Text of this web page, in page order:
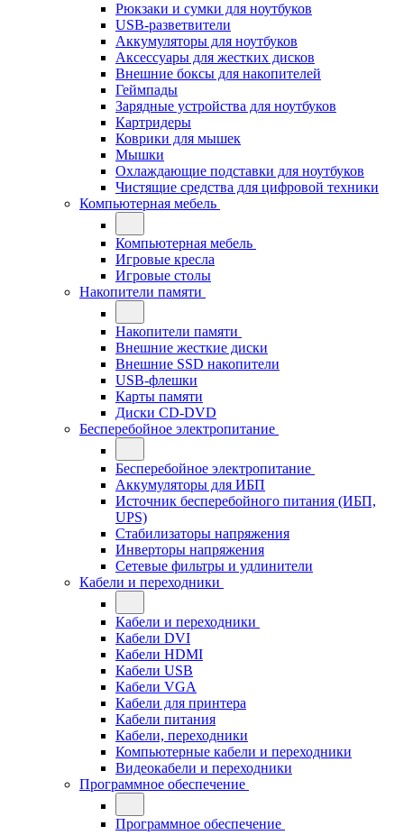
Рюкзаки и сумки для ноутбуков
USB-разветвители
Аккумуляторы для ноутбуков
Аксессуары для жестких дисков
Внешние боксы для накопителей
Геймпады
Зарядные устройства для ноутбуков
Картридеры
Коврики для мышек
Мышки
Охлаждающие подставки для ноутбуков
Чистящие средства для цифровой техники
Компьютерная мебель
Компьютерная мебель
Игровые кресла
Игровые столы
Накопители памяти
Накопители памяти
Внешние жесткие диски
Внешние SSD накопители
USB-флешки
Карты памяти
Диски CD-DVD
Бесперебойное электропитание
Бесперебойное электропитание
Аккумуляторы для ИБП
Источник бесперебойного питания (ИБП,
UPS)
Стабилизаторы напряжения
Инверторы напряжения
Сетевые фильтры и удлинители
Кабели и переходники
Кабели и переходники
Кабели DVI
Кабели HDMI
Кабели USB
Кабели VGA
Кабели для принтера
Кабели питания
Кабели, переходники
Компьютерные кабели и переходники
Видеокабели и переходники
Программное обеспечение
Программное обеспечение